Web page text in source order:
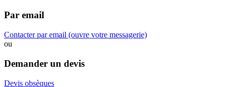
Par email
Contacter par email (ouvre votre messagerie)
ou
Demander un devis
Devis obsèques